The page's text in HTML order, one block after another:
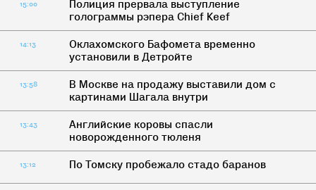
15:00
Полиция прервала выступление
голограммы рэпера Chief Keef
14:13
Оклахомского Бафомета временно
установили в Детройте
13:58
В Москве на продажу выставили дом с
картинами Шагала внутри
13:43
Английские коровы спасли
новорожденного тюленя
13:12 По Томску пробежало стадо баранов